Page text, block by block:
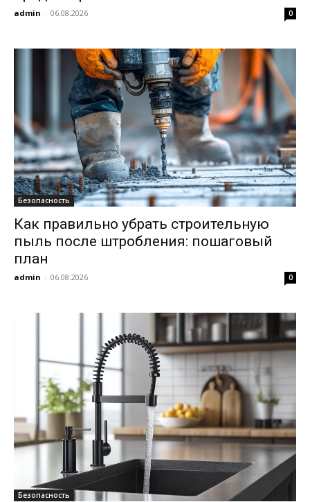
admin - 06.08.2026 0
Безопасность
Как правильно убрать строительную
пыль после штробления: пошаговый
план
admin - 06.08.2026 0
Безопасность